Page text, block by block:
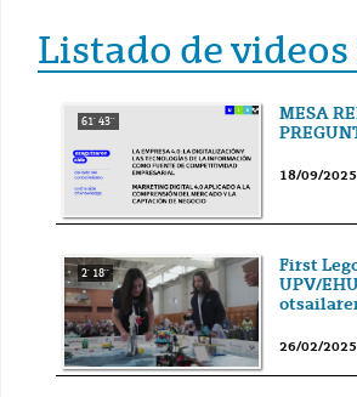
Listado de videos
61' 43''
MESA
18/09/2025
2' 18''
First
UPV/
26/02/2025